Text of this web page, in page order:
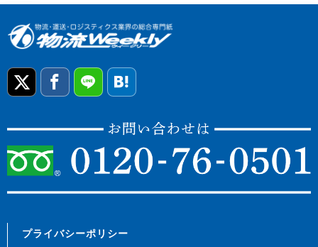
プライバシーポリシー